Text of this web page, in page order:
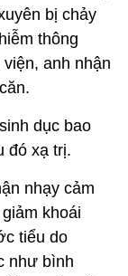
bị chảy
thông
anh nhận
dục bao
đó xạ trị.
nhạy cảm
khoái
tiểu do
như bình